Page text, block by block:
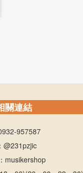
關連結
957587
@231pzjic
musikershop